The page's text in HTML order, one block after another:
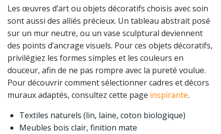
Les œuvres d’art ou objets décoratifs choisis avec soin
sont aussi des alliés précieux. Un tableau abstrait posé
sur un mur neutre, ou un vase sculptural deviennent
des points d’ancrage visuels. Pour ces objets décoratifs,
privilégiez les formes simples et les couleurs en
douceur, afin de ne pas rompre avec la pureté voulue.
Pour découvrir comment sélectionner cadres et décors
muraux adaptés, consultez cette page inspirante.
Textiles naturels (lin, laine, coton biologique)
Meubles bois clair, finition mate